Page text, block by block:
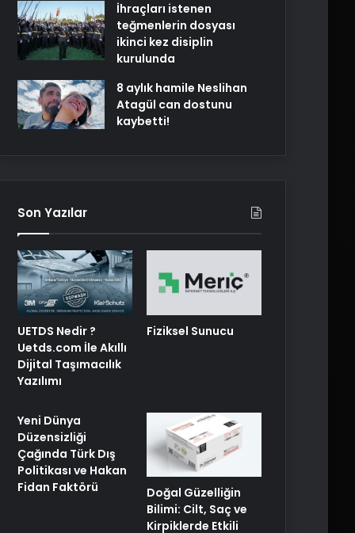
İhraçları istenen
teğmenlerin dosyası
ikinci kez disiplin
kurulunda
8 aylık hamile Neslihan
Atagül can dostunu
kaybetti!
Son Yazılar
UETDS Nedir ?
Uetds.com İle Akıllı
Dijital Taşımacılık
Yazılımı
Fiziksel Sunucu
Yeni Dünya
Düzensizliği
Çağında Türk Dış
Politikası ve Hakan
Fidan Faktörü
Doğal Güzelliğin
Bilimi: Cilt, Saç ve
Kirpiklerde Etkili